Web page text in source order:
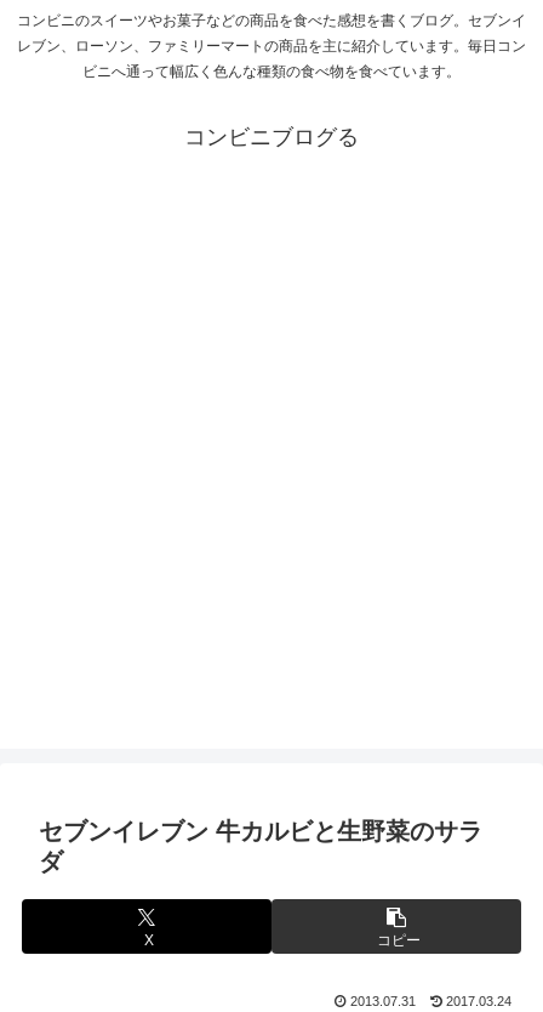
コンビニのスイーツやお菓子などの商品を食べた感想を書くブログ。セブンイ
レブン、ローソン、ファミリーマートの商品を主に紹介しています。毎日コン
ビニへ通って幅広く色んな種類の食べ物を食べています。
コンビニブログる
セブンイレブン 牛カルビと生野菜のサラ
ダ
X コピー
2013.07.31 2017.03.24